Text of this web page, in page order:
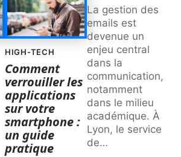
HIGH-TECH
Comment
verrouiller les
applications
sur votre
smartphone :
un guide
pratique
La gestion des
emails est
devenue un
enjeu central
dans la
communication,
notamment
dans le milieu
académique. À
Lyon, le service
de…